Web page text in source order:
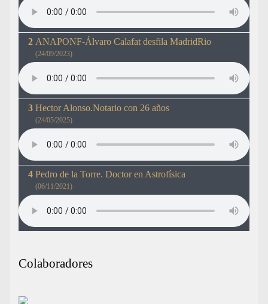
ANAPONF-Álvaro Calafat desfila MadridRio
(24/09/2023)
Hector Alonso.Notario con 26 años
(24/05/2025)
Pedro de la Torre. Doctor en Astrofísica
(06/11/2021)
Colaboradores